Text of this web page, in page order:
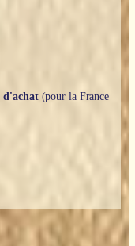
d'achat(pour la France